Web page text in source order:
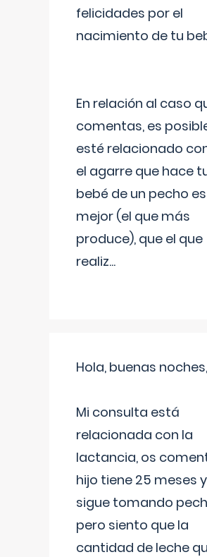
felicidades por el
nacimiento de tu
En relación al caso
comentas, es
esté relacionado
el agarre que hace
bebé de un pecho es
mejor (el que más
produce), que el que
realiz...
Hola, buenas noches,
Mi consulta está
relacionada con la
lactancia, os
hijo tiene 25 meses y
sigue tomando
pero siento que la
cantidad de leche